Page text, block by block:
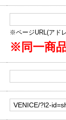
※ページURL(アド
※同一商